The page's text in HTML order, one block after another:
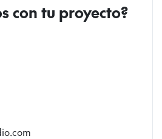
con tu proyecto?